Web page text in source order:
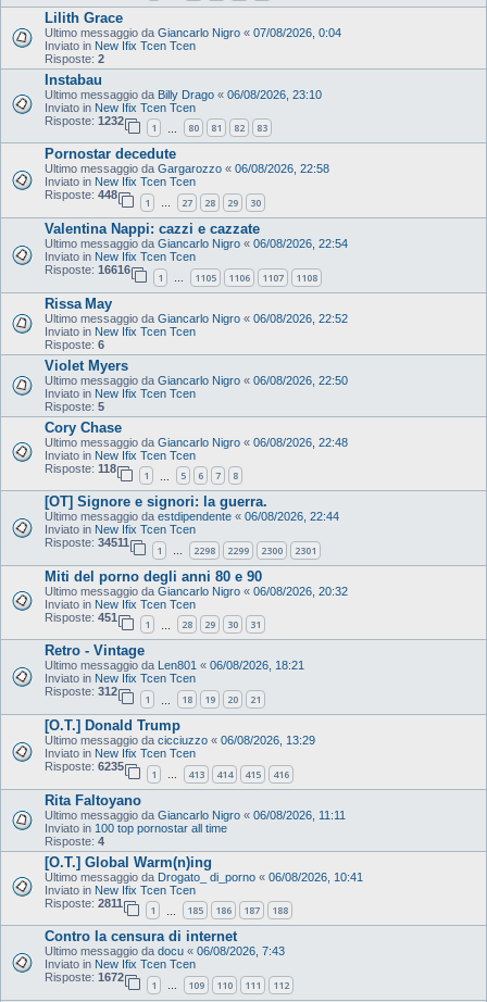
Lilith Grace
Ultimo messaggio da Giancarlo Nigro « 07/08/2026, 0:04
Inviato in New Ifix Tcen Tcen
Risposte: 2
Instabau
Ultimo messaggio da Billy Drago « 06/08/2026, 23:10
Inviato in New Ifix Tcen Tcen
Risposte: 1232
1 80 81 82 83
Pornostar decedute
Ultimo messaggio da Gargarozzo « 06/08/2026, 22:58
Inviato in New Ifix Tcen Tcen
Risposte: 448
1 … 27 28 29 30
Valentina Nappi: cazzi e cazzate
Ultimo messaggio da Giancarlo Nigro « 06/08/2026, 22:54
Inviato in New Ifix Tcen Tcen
Risposte: 16616
1 … 1105 1106 1107 1108
Rissa May
Ultimo messaggio da Giancarlo Nigro « 06/08/2026, 22:52
Inviato in New Ifix Tcen Tcen
Risposte: 6
Violet Myers
Ultimo messaggio da Giancarlo Nigro « 06/08/2026, 22:50
Inviato in New Ifix Tcen Tcen
Risposte: 5
Cory Chase
Ultimo messaggio da Giancarlo Nigro « 06/08/2026, 22:48
Inviato in New Ifix Tcen Tcen
Risposte: 118
1 5 6 7 8
[OT] Signore e signori: la guerra.
Ultimo messaggio da estdipendente « 06/08/2026, 22:44
Inviato in New Ifix Tcen Tcen
Risposte: 34511
1 … 2298 2299 2300 2301
Miti del porno degli anni 80 e 90
Ultimo messaggio da Giancarlo Nigro « 06/08/2026, 20:32
Inviato in New Ifix Tcen Tcen
Risposte: 451
1 28 29 30 31
Retro - Vintage
Ultimo messaggio da Len801 « 06/08/2026, 18:21
Inviato in New Ifix Tcen Tcen
Risposte: 312
1 18 19 20 21
[O.T.] Donald Trump
Ultimo messaggio da cicciuzzo « 06/08/2026, 13:29
Inviato in New Ifix Tcen Tcen
Risposte: 6235
1 … 413 414 415 416
Rita Faltoyano
Ultimo messaggio da Giancarlo Nigro « 06/08/2026, 11:11
Inviato in 100 top pornostar all time
Risposte: 4
[O.T.] Global Warm(n)ing
Ultimo messaggio da Drogato_ di_porno « 06/08/2026, 10:41
Inviato in New Ifix Tcen Tcen
Risposte: 2811
1 185 186 187 188
Contro la censura di internet
Ultimo messaggio da docu « 06/08/2026, 7:43
Inviato in New Ifix Tcen Tcen
Risposte: 1672
1 … 109 110 111 112